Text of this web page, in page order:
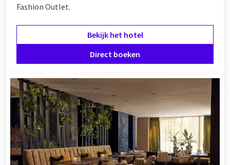
Fashion Outlet.
Bekijk het hotel
Direct boeken